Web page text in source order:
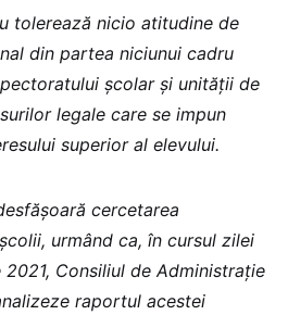
tolerează nicio atitudine de
din partea niciunui cadru
școlar și unității de
legale care se impun
superior al elevului.
cercetarea
urmând ca, în cursul zilei
Consiliul de Administrație
raportul acestei